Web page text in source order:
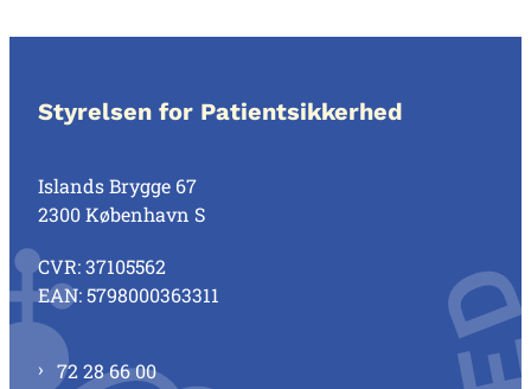
Styrelsen for Patientsikkerhed
Islands Brygge 67
2300 København S
CVR: 37105562
EAN: 5798000363311
72 28 66 00